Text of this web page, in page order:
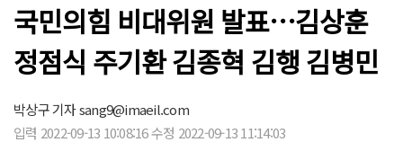
국민의힘 비대위원 발표…김상훈
정점식 주기환 김종혁 김행 김병민
박상구 기자sang9@imaeil.com
입력 2022-09-13 10:08:16 수정 2022-09-13 11:14:03